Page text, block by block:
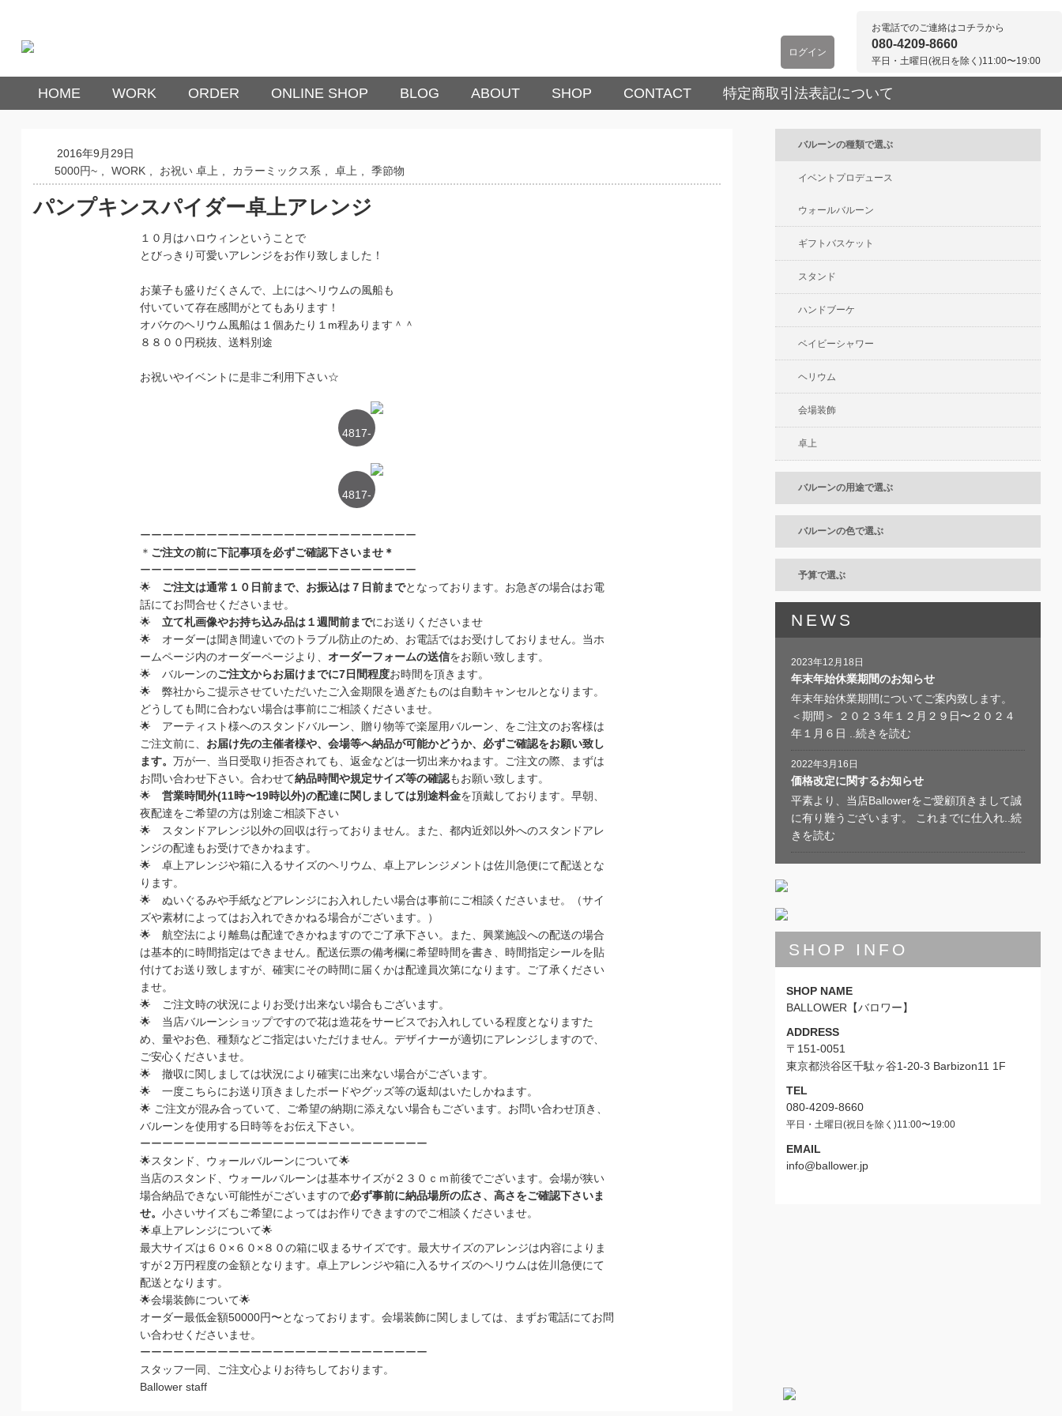
お電話でのご連絡はコチラから
080-4209-8660
平日・土曜日(祝日を除く)11:00〜19:00
ログイン
HOME WORK ORDER ONLINE SHOP BLOG ABOUT SHOP CONTACT 特定商取引法表記について
2016年9月29日
5000円~
WORK お祝い 卓上 カラーミックス系 卓上 季節物
パンプキンスパイダー卓上アレンジ
１０月はハロウィンということで
とびっきり可愛いアレンジをお作り致しました！
お菓子も盛りだくさんで、上にはヘリウムの風船も
付いていて存在感間がとてもあります！
オバケのヘリウム風船は１個あたり１m程あります＾＾
８８００円税抜、送料別途
お祝いやイベントに是非ご利用下さい☆
4817-
1
4817-
2
ーーーーーーーーーーーーーーーーーーーーーーーーー
＊ ご注文の前に下記事項を必ずご確認下さいませ＊
ーーーーーーーーーーーーーーーーーーーーーーーーー
🌟
ご注文は通常１０日前まで、お振込は７日前までと なっております。お急ぎの場合はお電
話にてお問合せくださいませ。
🌟
立て札画像やお持ち込み品は１週間前までにお送りくださいませ
🌟 オーダーは聞き間違いでのトラブル防止のため、お電話ではお受けしておりません。 当ホ
ームページ内のオーダーページより、オーダーフォームの送信をお願い致します。
🌟 バルーンのご注文からお届けまでに7日間程度お時間を頂きます。
🌟 弊社からご提示させていただいた ご入金期限を過ぎたものは自動キャンセルとなります。
どうしても間に合わない場合は事前にご相談くださいませ。
🌟 アーティスト様へのスタンドバルーン、贈り物等で楽屋用バルーン、をご注文のお客様は
ご注文前に、 お届け先の主催者様や、会場等へ納品が可能かどうか、必ずご確認をお願い致し
ます。万が一、当日受取り拒否されても、返金などは一切出来かねます。
ご注文の際、まずは
お問い合わせ下さい。合わせて納品時間や規定サイズ等の確認もお願い致します。
🌟
営業時間外(11時〜19時以外)の配達に関しましては別途料金を頂戴しております。早朝、
夜配達をご希望の方は別途ご相談下さい
🌟
スタンドアレンジ以外の回収は行っておりません。また、都内近郊以外へのスタンドアレ
ンジの配達もお受けできかねます。
🌟 卓上アレンジや箱に入るサイズのヘリウム、卓上アレンジメントは佐川急便にて配送とな
ります。
🌟 ぬいぐるみや手紙などアレンジにお入れしたい場合は事前にご相談くださいませ。（サイ
ズや素材によってはお入れできかねる場合がございます。）
🌟 航空法により離島は配達できかねますのでご了承下さい。また、興業施設への配送の場合
は基本的に時間指定はできません。配送伝票の備考欄に希望時間を書き、時間指定シールを貼
付けてお送り致しますが、確実にその時間に届くかは配達員次第になります。ご了承ください
ませ。
🌟 ご注文時の状況によりお受け出来ない場合もございます。
🌟 当店バルーンショップですので花は造花をサービスでお入れしている程度となりますた
め、量やお色、種類などご指定はいただけません。デザイナーが適切にアレンジしますので、
ご安心くださいませ。
🌟 撤収に関しましては状況により確実に出来ない場合がございます。
🌟 一度こちらにお送り頂きましたボードやグッズ等の返却はいたしかねます。
🌟 ご注文が混み合っていて、ご希望の納期に添えない場合もございます。お問い合わせ頂き、
バルーンを使用する日時等をお伝え下さい。
ーーーーーーーーーーーーーーーーーーーーーーーーーー
🌟スタンド、ウォールバルーンについて🌟
当店のスタンド、ウォールバルーンは基本サイズが２３０ｃｍ前後でございます。会場が狭い
場合納品できない可能性がございますので必ず事前に納品場所の広さ、高さをご確認下さいま
せ。小さいサイズもご希望によってはお作りできますのでご相談くださいませ。
🌟卓上アレンジについて🌟
最大サイズは６０ × ６０ × ８０の箱に収まるサイズです。最大サイズのアレンジは内容によりま
すが２万円程度の金額となります。卓上アレンジや箱に入るサイズのヘリウムは佐川急便にて
配送となります。
🌟会場装飾について🌟
オーダー最低金額50000円〜となっております。会場装飾に関しましては、まずお電話にてお問
い合わせくださいませ。
ーーーーーーーーーーーーーーーーーーーーーーーーーー
スタッフ一同、ご注文心よりお待ちしております。
Ballower staff
バルーンの種類で選ぶ
イベントプロデュース
ウォールバルーン
ギフトバスケット
スタンド
ハンドブーケ
ベイビーシャワー
ヘリウム
会場装飾
卓上
バルーンの用途で選ぶ
バルーンの色で選ぶ
予算で選ぶ
NEWS
2023年12月18日
年末年始休業期間のお知らせ
年末年始休業期間についてご案内致します。
＜期間＞ ２０２３年１２月２９日〜２０２４
年１月６日 ..続きを読む
2022年3月16日
価格改定に関するお知らせ
平素より、当店Ballowerをご愛顧頂きまして誠
に有り難うございます。 これまでに仕入れ..続
きを読む
SHOP INFO
SHOP NAME
BALLOWER【バロワー】
ADDRESS
〒151-0051
東京都渋谷区千駄ヶ谷1-20-3 Barbizon11 1F
TEL
080-4209-8660
平日・土曜日(祝日を除く)11:00〜19:00
EMAIL
info@ballower.jp